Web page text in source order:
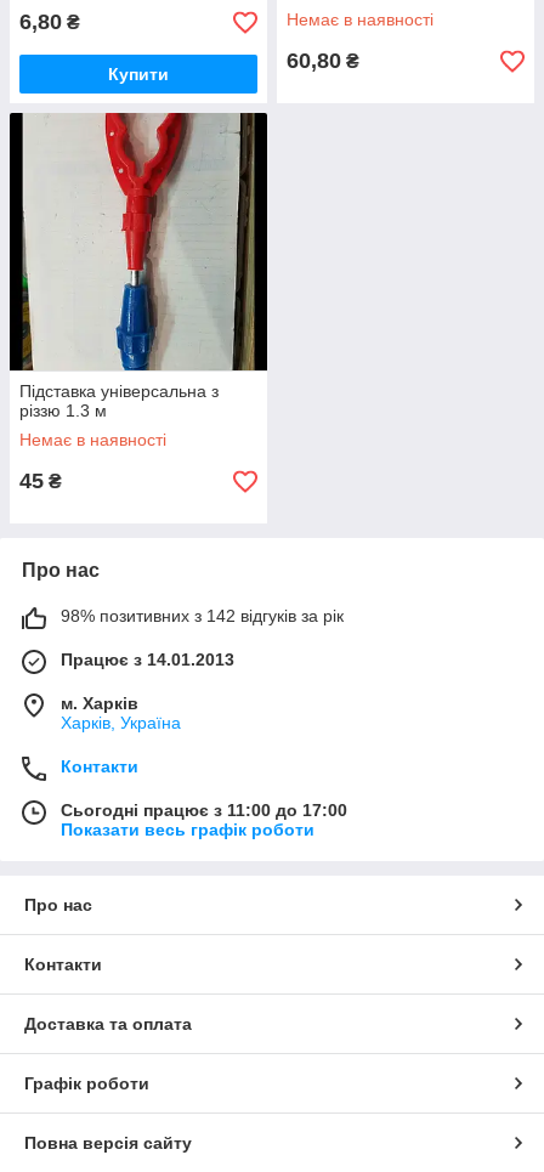
6,80 ₴
Купити
Немає в наявності
60,80 ₴
Підставка універсальна з
різзю 1.3 м
Немає в наявності
45 ₴
Про нас
98% позитивних з 142 відгуків за рік
Працює з 14.01.2013
м. Харків
Харків, Україна
Контакти
Сьогодні працює з 11:00 до 17:00
Показати весь графік роботи
Про нас
Контакти
Доставка та оплата
Графік роботи
Повна версія сайту